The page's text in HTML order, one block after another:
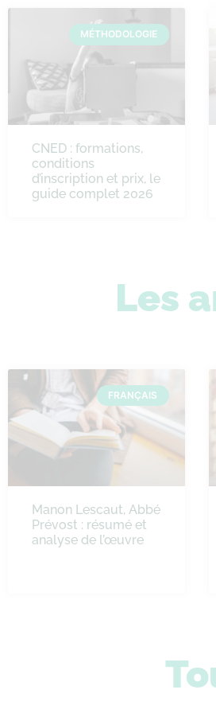
MÉTHODOLOGIE
CNED : formations,
conditions
d’inscription et prix, le
guide complet 2026
Les
FRANÇAIS
Manon Lescaut, Abbé
Prévost : résumé et
analyse de l’œuvre